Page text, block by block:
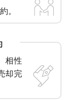
。
相性
却完